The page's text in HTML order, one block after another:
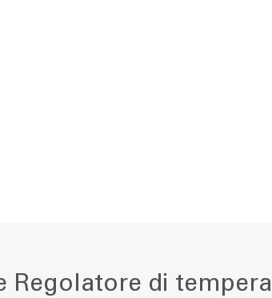
Regolatore di